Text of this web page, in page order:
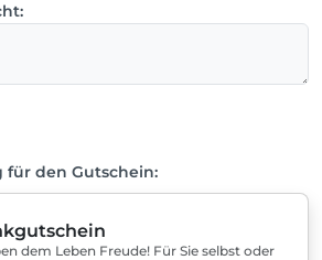
für den Gutschein:
dem Leben Freude! Für Sie selbst oder